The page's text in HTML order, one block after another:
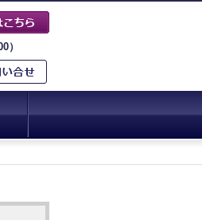
）